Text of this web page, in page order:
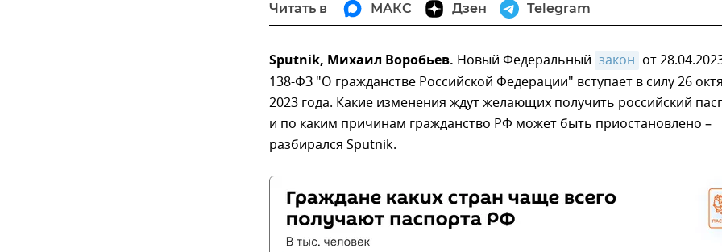
Читать в МАКС Дзен Telegram
Sputnik, Михаил Воробьев. Новый Федеральный закон от
138-ФЗ "О гражданстве Российской Федерации" вступает в силу 26
2023 года. Какие изменения ждут желающих получить российский
и по каким причинам гражданство РФ может быть приостановлено –
разбирался Sputnik.